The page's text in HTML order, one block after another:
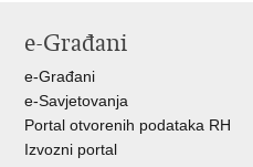
FacebookuTwitteru
e-Građani
e-Građani
e-Savjetovanja
Portal otvorenih podataka RH
Izvozni portal